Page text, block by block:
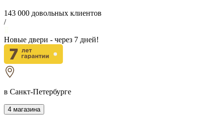
143 000 довольных клиентов
/
Новые двери - через 7 дней!
в Санкт-Петербурге
4 магазина